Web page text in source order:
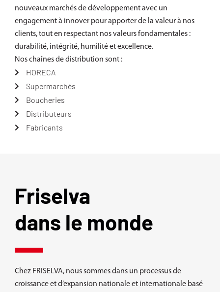
nouveaux marchés de développement avec un
engagement à innover pour apporter de la valeur à nos
clients, tout en respectant nos valeurs fondamentales :
durabilité, intégrité, humilité et excellence.
Nos chaînes de distribution sont :
HORECA
Supermarchés
Boucheries
Distributeurs
Fabricants
Friselva
dans le monde
Chez FRISELVA, nous sommes dans un processus de
croissance et d’expansion nationale et internationale basé